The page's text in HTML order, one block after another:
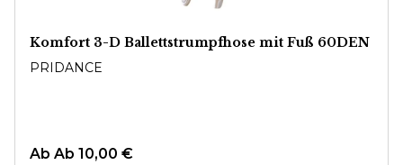
Komfort 3-D Ballettstrumpfhose mit Fuß 60DEN
PRIDANCE
Ab Ab 10,00 €